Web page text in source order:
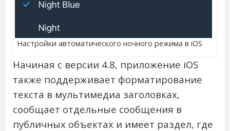
Настройки автоматического ночного режима в iOS
Начиная с версии 4.8, приложение iOS
также поддерживает форматирование
текста в мультимедиа заголовках,
сообщает отдельные сообщения в
публичных объектах и ​​имеет раздел, где